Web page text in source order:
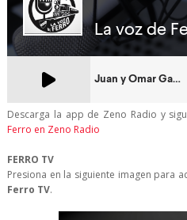
Descarga la app de Zeno Radio y
Ferro en Zeno Radio
FERRO TV
Presiona en la siguiente imagen para
Ferro TV.